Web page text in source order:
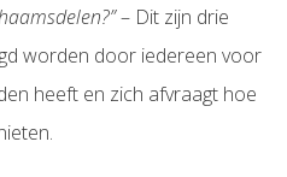
– Dit zijn drie
worden door iedereen voor
heeft en zich afvraagt hoe